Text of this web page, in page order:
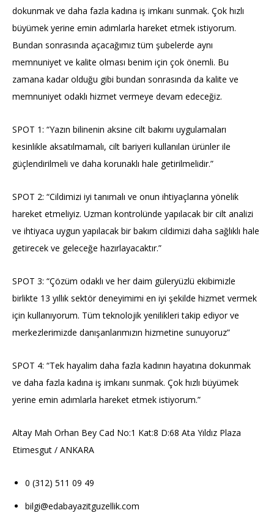
dokunmak ve daha fazla kadına iş imkanı sunmak. Çok hızlı
büyümek yerine emin adımlarla hareket etmek istiyorum.
Bundan sonrasında açacağımız tüm şubelerde aynı
memnuniyet ve kalite olması benim için çok önemli. Bu
zamana kadar olduğu gibi bundan sonrasında da kalite ve
memnuniyet odaklı hizmet vermeye devam edeceğiz.
SPOT 1: “Yazın bilinenin aksine cilt bakımı uygulamaları
kesinlikle aksatılmamalı, cilt bariyeri kullanılan ürünler ile
güçlendirilmeli ve daha korunaklı hale getirilmelidir.”
SPOT 2: “Cildimizi iyi tanımalı ve onun ihtiyaçlarına yönelik
hareket etmeliyiz. Uzman kontrolünde yapılacak bir cilt analizi
ve ihtiyaca uygun yapılacak bir bakım cildimizi daha sağlıklı hale
getirecek ve geleceğe hazırlayacaktır.”
SPOT 3: “Çözüm odaklı ve her daim güleryüzlü ekibimizle
birlikte 13 yıllık sektör deneyimimi en iyi şekilde hizmet vermek
için kullanıyorum. Tüm teknolojik yenilikleri takip ediyor ve
merkezlerimizde danışanlarımızın hizmetine sunuyoruz”
SPOT 4: “Tek hayalim daha fazla kadının hayatına dokunmak
ve daha fazla kadına iş imkanı sunmak. Çok hızlı büyümek
yerine emin adımlarla hareket etmek istiyorum.”
Altay Mah Orhan Bey Cad No:1 Kat:8 D:68 Ata Yıldız Plaza
Etimesgut / ANKARA
0 (312) 511 09 49
bilgi@edabayazitguzellik.com